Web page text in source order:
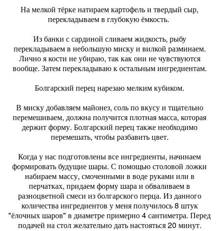
На мелкой тёрке натираем картофель и твердый сыр,
перекладываем в глубокую ёмкость.
Из банки с сардиной сливаем жидкость, рыбу
перекладываем в небольшую миску и вилкой разминаем.
Лично я кости не убираю, так как они не чувствуются
вообще. Затем перекладываю к остальным ингредиентам.
Болгарский перец нарезаю мелким кубиком.
В миску добавляем майонез, соль по вкусу и тщательно
перемешиваем, должна получится плотная масса, которая
держит форму. Болгарский перец также необходимо
перемешать, чтобы разбавить цвет.
Когда у нас подготовлены все ингредиенты, начинаем
формировать будущие шары. С помощью столовой ложки
набираем массу, смоченными в воде руками или в
перчатках, придаем форму шара и обваливаем в
разноцветной смеси из болгарского перца. Из данного
количества ингредиентов у меня получилось 8 штук
"ёлочных шаров" в диаметре примерно 4 сантиметра. Перед
подачей на стол желательно дать настояться 20 минут.